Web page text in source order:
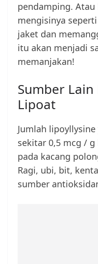
pendamping.
mengisinya
jaket dan
itu akan menjadi
memanjakan!
Sumber
Lipoat
Jumlah
sekitar 0,5 mcg /
pada kacang
Ragi, ubi, bit,
sumber